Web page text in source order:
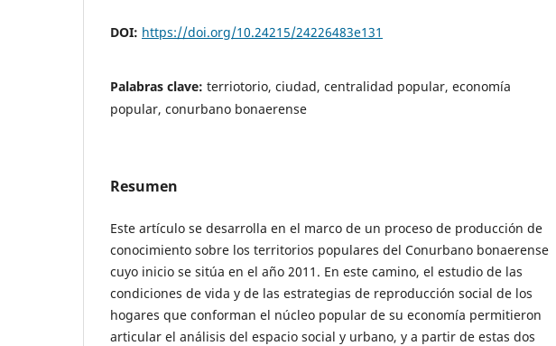
DOI: https://doi.org/10.24215/24226483e131
Palabras clave: terriotorio, ciudad, centralidad popular, economía
popular, conurbano bonaerense
Resumen
Este artículo se desarrolla en el marco de un proceso de producción de
conocimiento sobre los territorios populares del Conurbano bonaerense
cuyo inicio se sitúa en el año 2011. En este camino, el estudio de las
condiciones de vida y de las estrategias de reproducción social de los
hogares que conforman el núcleo popular de su economía permitieron
articular el análisis del espacio social y urbano, y a partir de estas dos